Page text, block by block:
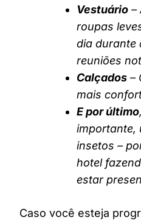
Vestuário –
roupas
dia durante
reuniões
Calçados –
mais
E por último
importante,
insetos –
hotel
estar
Caso você esteja